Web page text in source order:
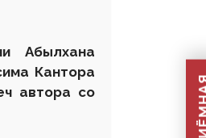
Абылхана
Кантора
автора со